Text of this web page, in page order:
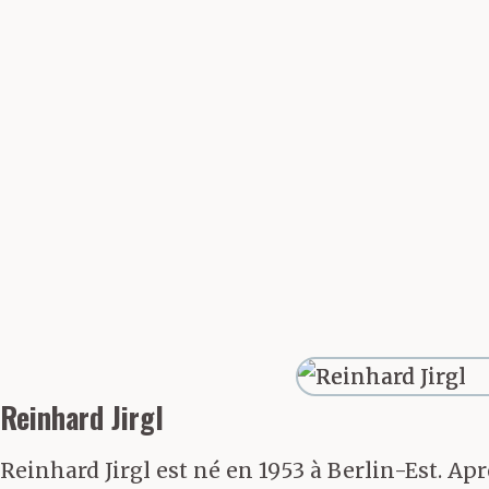
Tchèques,
familles
Reinhard Jirgl
Reinhard Jirgl est né en 1953 à Berlin-Est.